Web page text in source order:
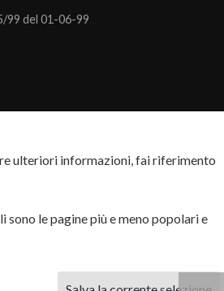
99 del 01-06-99
ulteriori informazioni, fai riferimento
le pagine più e meno popolari e